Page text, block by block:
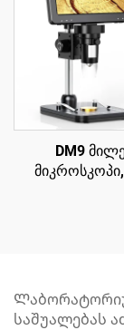
DM9
საშუალებას